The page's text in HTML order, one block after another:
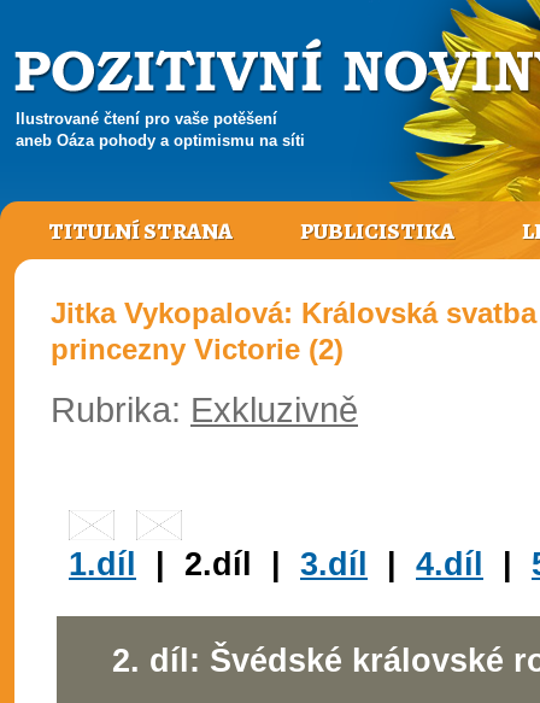
Ilustrované čtení pro vaše potěšení
aneb Oáza pohody a optimismu na síti
TITULNÍ STRANA PUBLICISTIKA
Jitka Vykopalová: Královská
princezny Victorie (2)
Rubrika: Exkluzivně
1.díl | 2.díl | 3.díl | 4.díl |
2. díl: Švédské královské